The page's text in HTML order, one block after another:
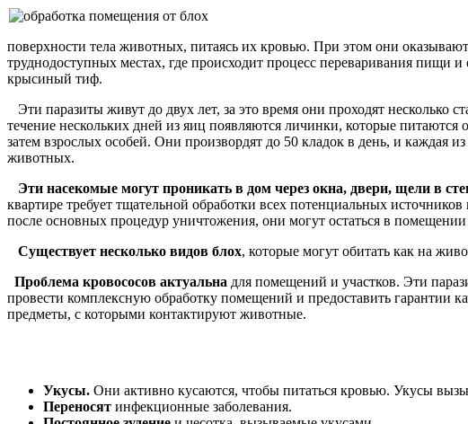
поверхности тела животных, питаясь их кровью. При этом они
труднодоступных местах, где происходит процесс переваривания пищи
крысиный тиф.
Эти паразиты живут до двух лет, за это время они проходят несколько
течение нескольких дней из яиц появляются личинки, которые
затем взрослых особей. Они произвордят до 50 кладок в день, и каждая
животных.
Эти насекомые могут проникать в дом через окна, двери, щели в
квартире требует тщательной обработки всех потенциальных
после основных процедур уничтожения, они могут остаться в помещении
Существует несколько видов блох, которые могут обитать как на
Проблема кровососов актуальна для помещений и участков. Эти
провести комплексную обработку помещений и предоставить гарантии
предметы, с которыми контактируют животные.
Укусы. Они активно кусаются, чтобы питаться кровью. Укусы
Переносят инфекционные заболевания.